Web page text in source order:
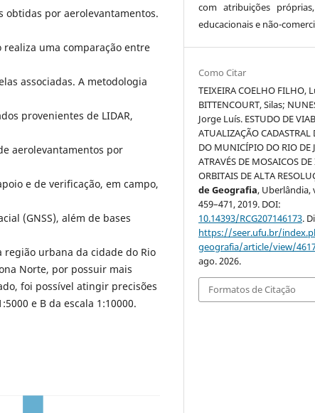
obtidas por aerolevantamentos.
uma comparação entre
associadas. A metodologia
provenientes de LIDAR,
aerolevantamentos por
e de verificação, em campo,
(GNSS), além de bases
região urbana da cidade do Rio
Norte, por possuir mais
foi possível atingir precisões
e B da escala 1:10000.
com atribuições
educacionais e não-
Como Citar
TEIXEIRA COELHO FILHO,
BITTENCOURT, Silas;
Jorge Luís. ESTUDO DE
ATUALIZAÇÃO CADASTRAL
DO MUNICÍPIO DO RIO DE
ATRAVÉS DE MOSAICOS
ORBITAIS DE ALTA
de Geografia, Uberlândia,
459–471, 2019. DOI:
10.14393/RCG207146173.
https://seer.ufu.br/
geografia/article/view/
ago. 2026.
Formatos de Citação